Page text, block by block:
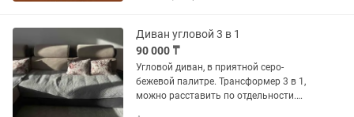
Диван угловой 3 в 1
90 000 ₸
Угловой диван, в приятной серо-
бежевой палитре. Трансформер 3 в 1,
можно расставить по отдельности.